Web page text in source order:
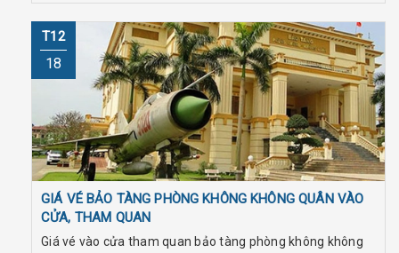
T12
18
GIÁ VÉ BẢO TÀNG PHÒNG KHÔNG KHÔNG QUÂN VÀO
CỬA, THAM QUAN
Giá vé vào cửa tham quan bảo tàng phòng không không